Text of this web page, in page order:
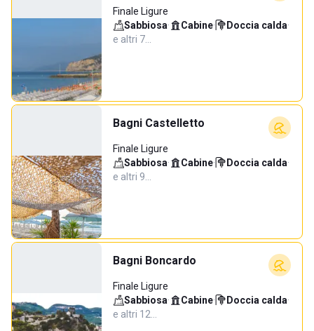
Finale Ligure
Sabbiosa· Cabine· Doccia calda·
e altri 7…
Bagni Castelletto
Finale Ligure
Sabbiosa· Cabine· Doccia calda·
e altri 9…
Bagni Boncardo
Finale Ligure
Sabbiosa· Cabine· Doccia calda·
e altri 12…